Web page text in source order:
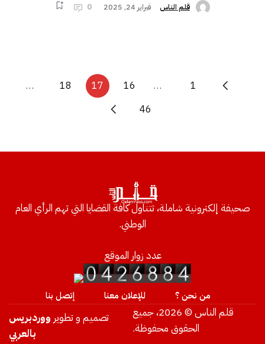
قلم الناس فبراير 24, 2025 0
1
…
16
17
18
…
46
صحيفة إلكترونية شاملة، تتناول كافة القضايا التي تهم الرأي العام
الوطني.
عدد زوار الموقع
من نحن ؟ للإعلان معنا إتصل بنا
قلم الناس © 2026، جميع
الحقوق محفوظة.
تصميم و تطوير ووردبريس
بالعربي